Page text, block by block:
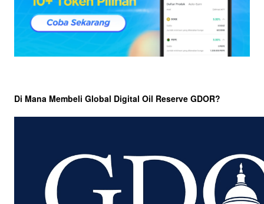
Di Mana Membeli Global Digital Oil Reserve GDOR?